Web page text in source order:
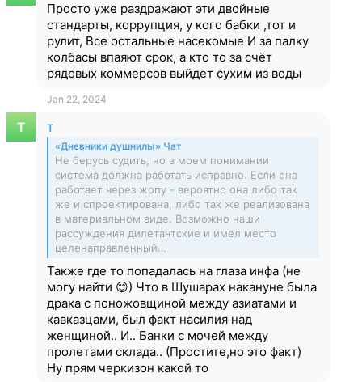
Просто уже раздражают эти двойные
стандарты, коррупция, у кого бабки ,тот и
рулит, Все остальные насекомые И за палку
колбасы впаяют срок, а кто то за счёт
рядовых коммерсов выйдет сухим из воды
Jan 22, 2024
T
«Дневники душнилы» Чат
Не берусь судить, но в моем понимании
система должна работать исправно. Если она
работает через жопу - вероятно она либо так
же и спроектирована, либо так же реализована
в материальном виде. Возможно наши
рассуждения дилетантские и имел место
целенаправленный…
Также где то попадалась на глаза инфа (не
могу найти 😊) Что в Шушарах накануне была
драка с поножовщиной между азиатами и
кавказцами, был факт насилия над
женщиной.. И.. Банки с мочей между
пролетами склада.. (Простите,но это факт)
Ну прям черкизон какой то